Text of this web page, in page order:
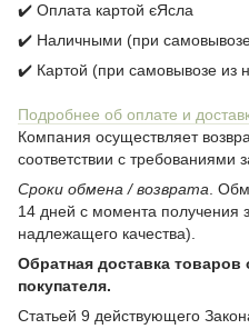
✔️ Оплата картой єЯсла
✔️ Наличными (при
✔️ Картой (при самовывозе из
Подробнее об оплате и
Компания осуществляет
соответствии с требованиями
Сроки обмена / возврата .
14 дней с момента получения
надлежащего качества).
Обратная доставка товаров
покупателя.
Статьей 9 действующего